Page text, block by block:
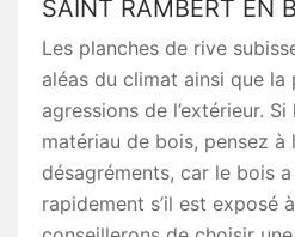
SAINT RAMBERT EN
Les planches de rive
aléas du climat ainsi que
agressions de l’extérieur.
matériau de bois, pensez
désagréments, car le bois
rapidement s’il est exposé